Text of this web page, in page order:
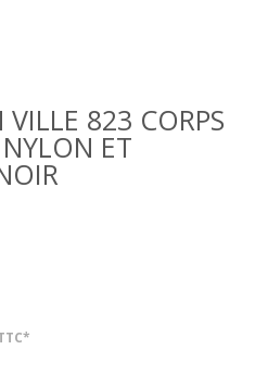
823 CORPS
ET